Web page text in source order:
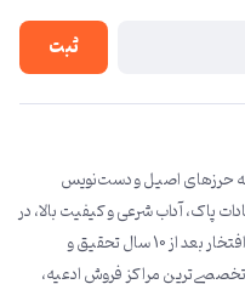
ثبت
حرزهای اصیل و دست‌نویس
پاک، آداب شرعی و کیفیت بالا، در
جوار نورانی حرم امام رضا (ع) آغاز کرده است.با افتخار بعد از 10 سال تحقیق و
تخصصی‌ترین مراکز فروش ادعیه،